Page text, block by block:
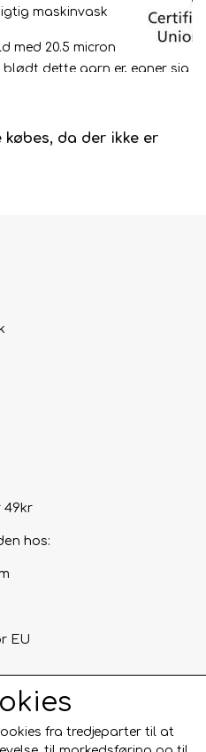
maskinvask
med 20.5 micron
dette garn er, egner sig
Takket være den
maskinvaskes på
at tage vare på dit strik.
da der ikke er
49kr
hos:
EU
Tilmeldfra tredjeparter til at